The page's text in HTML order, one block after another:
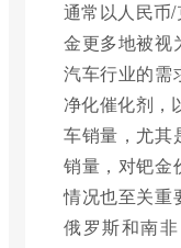
通常以人民币
金更多地被视
汽车行业的需
净化催化剂，
车销量，尤其
销量，对钯金
情况也至关重
俄罗斯和南